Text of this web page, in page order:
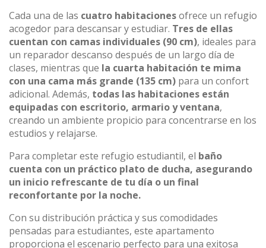
Cada una de las cuatro habitacionesofrece un refugio
acogedor para descansar y estudiar. Tres de ellas
cuentan con camas individuales (90 cm), ideales para
un reparador descanso después de un largo día de
clases, mientras que la cuarta habitación te mima
con una cama más grande (135 cm) para un confort
adicional. Además, todas las habitaciones están
equipadas con escritorio, armario y ventana,
creando un ambiente propicio para concentrarse en los
estudios y relajarse.
Para completar este refugio estudiantil, el baño
cuenta con un práctico plato de ducha, asegurando
un inicio refrescante de tu día o un final
reconfortante por la noche.
Con su distribución práctica y sus comodidades
pensadas para estudiantes, este apartamento
proporciona el escenario perfecto para una exitosa